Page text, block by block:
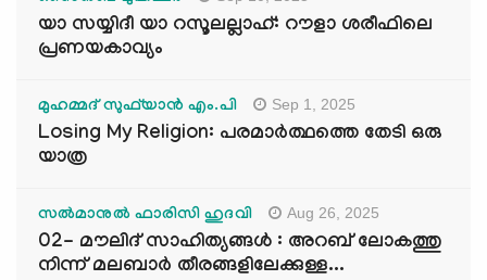
യാ സയ്യിദീ യാ റസൂലല്ലാഹ്: റൗളാ ശരീഫിലെ
പ്രണയകാവ്യം
മുഹമ്മദ് സുഫ്‌യാൻ എം.പി Sep 1, 2025
Losing My Religion: പരമാർത്ഥത്തെ തേടി ഒരു
യാത്ര
സൽമാനുൽ ഫാരിസി ഹുദവി Aug 26, 2025
02- മൗലിദ് സാഹിത്യങ്ങൾ : അറബ് ലോകത്തു
നിന്ന് മലബാർ തീരങ്ങളിലേക്കുള്ള...